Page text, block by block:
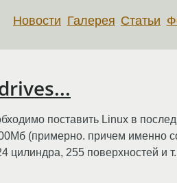
Новости Галерея Статьи
поставить Linux в
(примерно. причем именно
цилиндра, 255 поверхностей и